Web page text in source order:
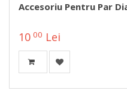
Accesoriu Pentru Par
10 00 Lei